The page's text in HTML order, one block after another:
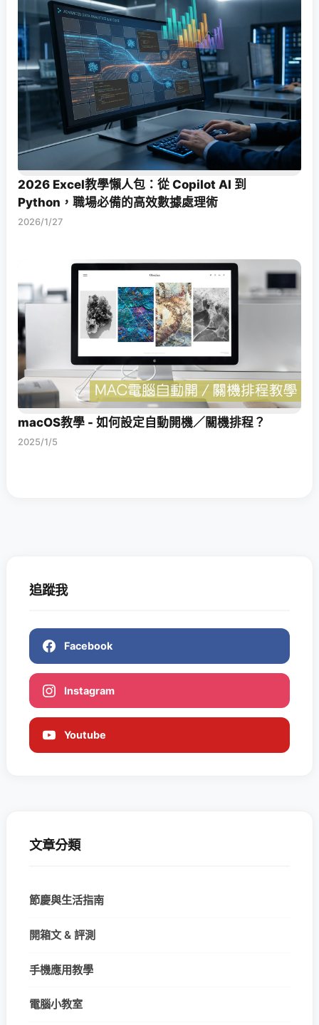
2026 Excel教學懶人包：從 Copilot AI 到
Python，職場必備的高效數據處理術
2026/1/27
macOS教學 - 如何設定自動開機／關機排程？
2025/1/5
追蹤我
Facebook
Instagram
Youtube
文章分類
節慶與生活指南
開箱文 & 評測
手機應用教學
電腦小教室